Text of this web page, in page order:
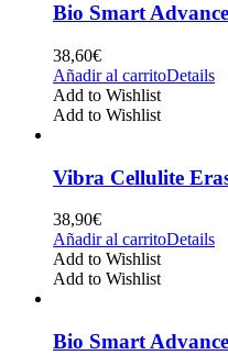
Bio Smart
38,60€
Añadir al carritoDetails
Add to Wishlist
Add to Wishlist
Vibra Cellulite
38,90€
Añadir al carritoDetails
Add to Wishlist
Add to Wishlist
Bio Smart